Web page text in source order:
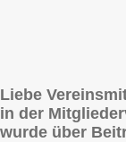
Liebe
in der
wurde über